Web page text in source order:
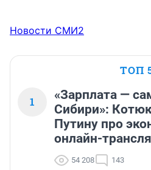
Новости СМИ2
ТОП
1
«Зарплата —
Сибири»:
Путину про
онлайн-
54 208 143